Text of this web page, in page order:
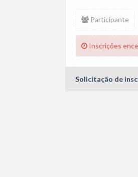
Participante
Inscrições
Solicitação de